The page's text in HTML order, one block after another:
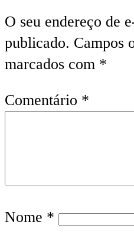
O seu endereço de
publicado. Campos
marcados com *
Comentário *
Nome *